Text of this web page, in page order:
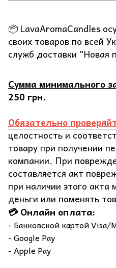
📦 LavaAromaCandles
своих товаров по всей
служб доставки "Новая
Сумма минимального
250 грн.
Обязательно
целостность и
товару при получении
компании. При
составляется акт
при наличии этого
деньги или поменять
💳 Онлайн оплата:
- Банковской картой Visa/
- Google Pay
- Apple Pay